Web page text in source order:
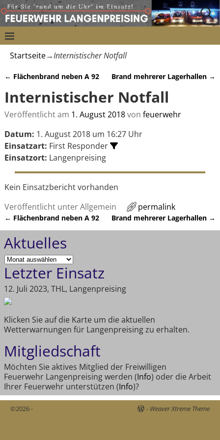
Startseite→Internistischer Notfall
← Flächenbrand neben A 92 Brand mehrerer Lagerhallen →
Internistischer Notfall
Veröffentlicht am 1. August 2018von feuerwehr
Datum: 1. August 2018 um 16:27 Uhr
Einsatzart: First Responder
Einsatzort: Langenpreising
Kein Einsatzbericht vorhanden
Veröffentlicht unterAllgemein permalink
Artikelnavigation
← Flächenbrand neben A 92 Brand mehrerer Lagerhallen →
Aktuelles
Letzter Einsatz
12. Juli 2023, THL, Langenpreising
Klicken Sie auf die Karte um die aktuellen
Wetterwarnungen für Langenpreising zu erhalten.
Mitgliedschaft
Möchten Sie aktives Mitglied der Freiwilligen
Feuerwehr Langenpreising werden (Info) oder die Arbeit
Ihrer Feuerwehr unterstützen (Info)?
©2026 - - Weaver Xtreme Theme